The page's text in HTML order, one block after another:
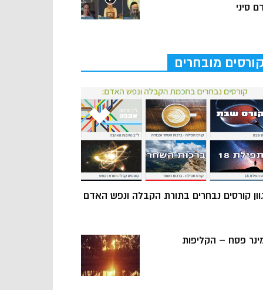
סיני
קורסים מובחרים
קורסים נבחרים בתורת הקבלה ונפש האדם
פסח – הקליפות